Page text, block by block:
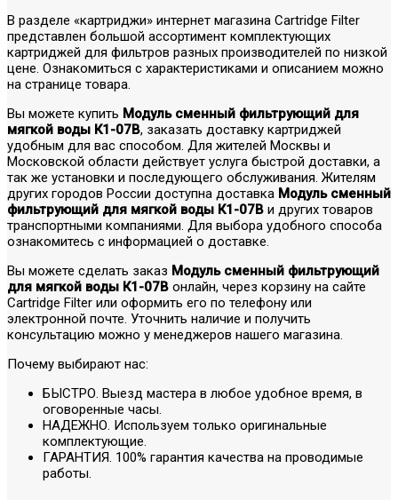
В разделе «картриджи» интернет магазина Cartridge Filter
представлен большой ассортимент комплектующих
картриджей для фильтров разных производителей по низкой
цене. Ознакомиться с характеристиками и описанием можно
на странице товара.
Вы можете купить Модуль сменный фильтрующий для
мягкой воды К1-07В, заказать доставку картриджей
удобным для вас способом. Для жителей Москвы и
Московской области действует услуга быстрой доставки, а
так же установки и последующего обслуживания. Жителям
других городов России доступна доставка Модуль сменный
фильтрующий для мягкой воды К1-07В и других товаров
транспортными компаниями. Для выбора удобного способа
ознакомитесь с информацией о доставке.
Вы можете сделать заказ Модуль сменный фильтрующий
для мягкой воды К1-07В онлайн, через корзину на сайте
Cartridge Filter или оформить его по телефону или
электронной почте. Уточнить наличие и получить
консультацию можно у менеджеров нашего магазина.
Почему выбирают нас:
БЫСТРО. Выезд мастера в любое удобное время, в
оговоренные часы.
НАДЕЖНО. Используем только оригинальные
комплектующие.
ГАРАНТИЯ. 100% гарантия качества на проводимые
работы.